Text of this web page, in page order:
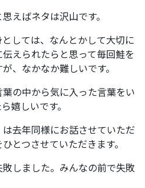
えばネタは沢山です。
しては、なんとかして大切に
えられたらと思って毎回鮭を
、なかなか難しいです。
の中から気に入った言葉をい
嬉しいです。
は去年同様にお話させていただ
とつさせていただきます。
しました。みんなの前で失敗